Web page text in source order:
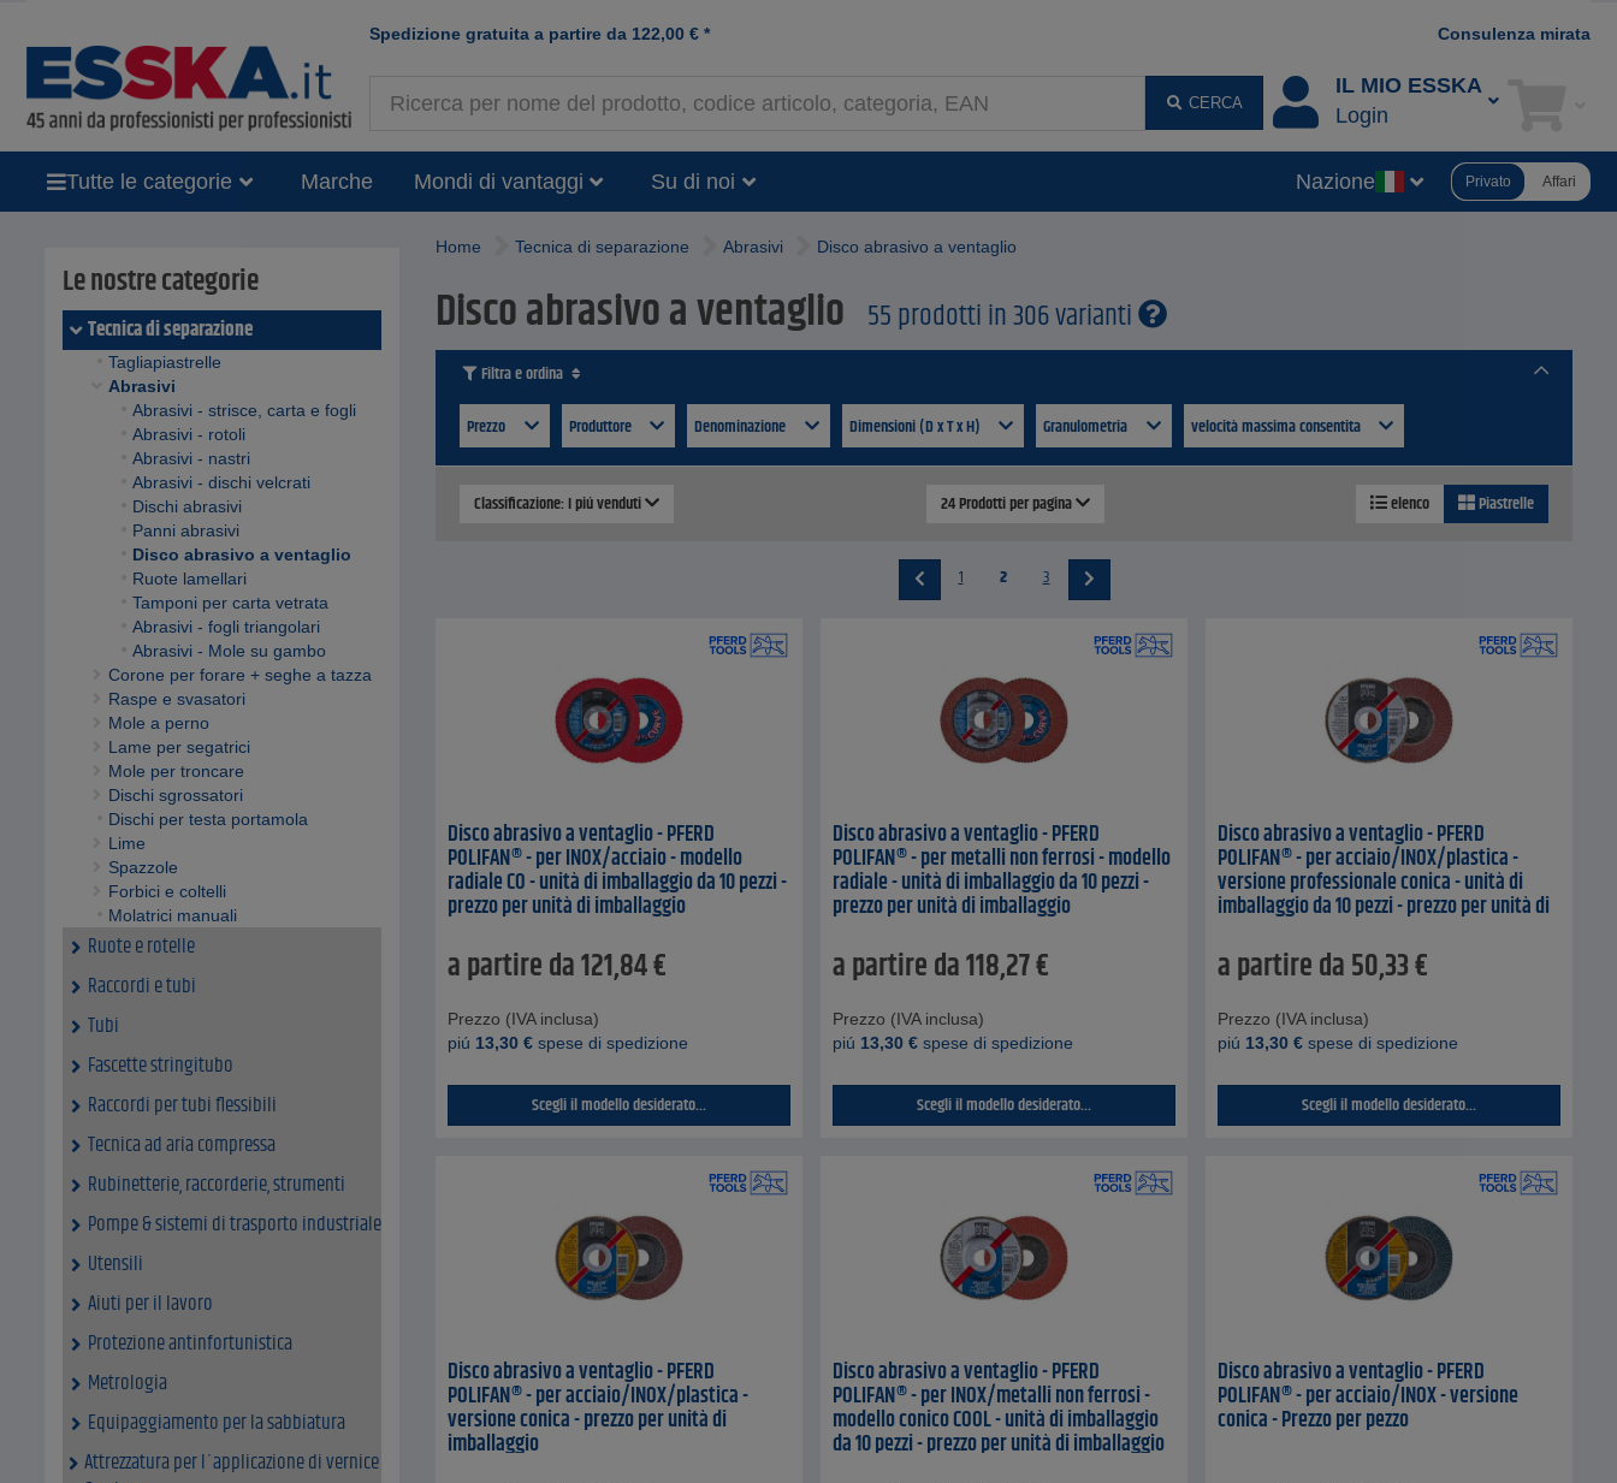
Spedizione gratuita a partire da 122,00 € * Consulenza mirata
CERCA
IL MIO ESSKA
Login
Tutte le categorie Marche Mondi di vantaggi Su di noi Nazione Privato Affari
Le nostre categorie
Tecnica di separazione
Tagliapiastrelle
Abrasivi
Abrasivi - strisce, carta e fogli
Abrasivi - rotoli
Abrasivi - nastri
Abrasivi - dischi velcrati
Dischi abrasivi
Panni abrasivi
Disco abrasivo a ventaglio
Ruote lamellari
Tamponi per carta vetrata
Abrasivi - fogli triangolari
Abrasivi - Mole su gambo
Corone per forare + seghe a tazza
Raspe e svasatori
Mole a perno
Lame per segatrici
Mole per troncare
Dischi sgrossatori
Dischi per testa portamola
Lime
Spazzole
Forbici e coltelli
Molatrici manuali
Ruote e rotelle
Raccordi e tubi
Tubi
Fascette stringitubo
Raccordi per tubi flessibili
Tecnica ad aria compressa
Rubinetterie, raccorderie, strumenti
Pompe & sistemi di trasporto industriale
Utensili
Aiuti per il lavoro
Protezione antinfortunistica
Metrologia
Equipaggiamento per la sabbiatura
Attrezzatura per l´applicazione di vernice
Home Tecnica di separazione Abrasivi Disco abrasivo a ventaglio
Disco abrasivo a ventaglio 55 prodotti in 306 varianti
Filtra e ordina
Prezzo
Produttore Denominazione Dimensioni (D x T x H) Granulometria velocità massima consentita
Classificazione: I piú venduti 24 Prodotti per pagina elenco Piastrelle
1 2 3
Disco abrasivo a ventaglio - PFERD
POLIFAN® - per INOX/acciaio - modello
radiale CO - unità di imballaggio da 10 pezzi -
prezzo per unità di imballaggio
a partire da121,84€
Prezzo (IVA inclusa)
piú 13,30 € spese di spedizione
Scegli il modello desiderato...
Disco abrasivo a ventaglio - PFERD
POLIFAN® - per metalli non ferrosi - modello
radiale - unità di imballaggio da 10 pezzi -
prezzo per unità di imballaggio
a partire da118,27€
Prezzo (IVA inclusa)
piú 13,30 € spese di spedizione
Scegli il modello desiderato...
Disco abrasivo a ventaglio - PFERD
POLIFAN® - per acciaio/INOX/plastica -
versione professionale conica - unità di
imballaggio da 10 pezzi - prezzo per unità di
a partire da50,33€
Prezzo (IVA inclusa)
piú 13,30 € spese di spedizione
Scegli il modello desiderato...
Disco abrasivo a ventaglio - PFERD
POLIFAN® - per acciaio/INOX/plastica -
versione conica - prezzo per unità di
imballaggio
Disco abrasivo a ventaglio - PFERD
POLIFAN® - per INOX/metalli non ferrosi -
modello conico COOL - unità di imballaggio
da 10 pezzi - prezzo per unità di imballaggio
Disco abrasivo a ventaglio - PFERD
POLIFAN® - per acciaio/INOX - versione
conica - Prezzo per pezzo